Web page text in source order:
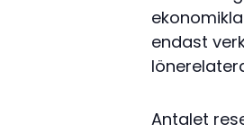
endast
Antalet